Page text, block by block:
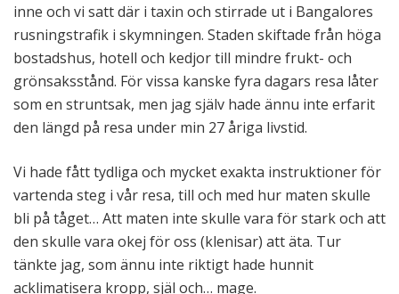
inne och vi satt där i taxin och stirrade ut i Bangalores
rusningstrafik i skymningen. Staden skiftade från höga
bostadshus, hotell och kedjor till mindre frukt- och
grönsaksstånd. För vissa kanske fyra dagars resa låter
som en struntsak, men jag själv hade ännu inte erfarit
den längd på resa under min 27 åriga livstid.
Vi hade fått tydliga och mycket exakta instruktioner för
vartenda steg i vår resa, till och med hur maten skulle
bli på tåget… Att maten inte skulle vara för stark och att
den skulle vara okej för oss (klenisar) att äta. Tur
tänkte jag, som ännu inte riktigt hade hunnit
acklimatisera kropp, själ och… mage.